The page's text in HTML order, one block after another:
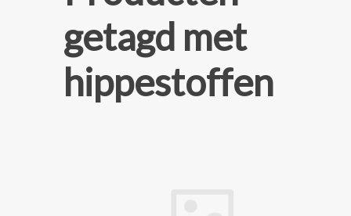
getagd met
hippestoffen